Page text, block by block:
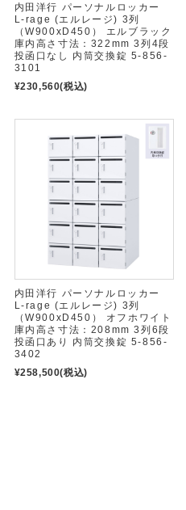
内田洋行 パーソナルロッカー
L-rage (エルレージ) 3列
（W900xD450） エルブラック
庫内高さ寸法：322mm 3列4段
投函口なし 内筒交換錠 5-856-
3101
¥230,560(税込)
内田洋行 パーソナルロッカー
L-rage (エルレージ) 3列
（W900xD450） オフホワイト
庫内高さ寸法：208mm 3列6段
投函口あり 内筒交換錠 5-856-
3402
¥258,500(税込)